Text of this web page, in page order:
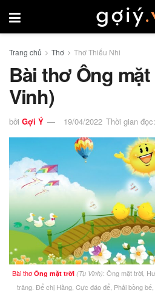
Trang chủ Thơ Thơ Thiếu Nhi
Bài thơ Ông
Vinh)
bởi Gợi Ý 19/04/2022 Thời gian
Bài thơÔng mặt trời (Tụ Vinh): Ông mặt trời,
trăng. Để chị Hằng, Cực đáo để, Phải bồng